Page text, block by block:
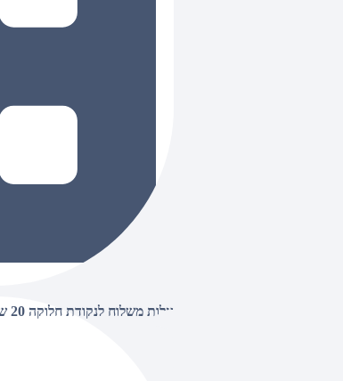
עלות משלוח לנקודת חלוקה 20 שקלים, בהזמנות מעל 500 שקלים ללא חיוב (חינם),